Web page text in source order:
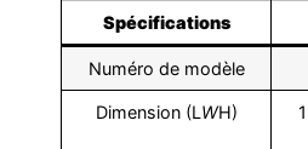
Spécifications
Numéro de modèle
Dimension (LWH)